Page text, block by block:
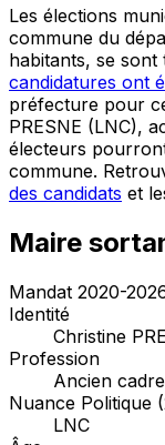
Les élections
commune du
habitants, se sont
candidatures ont
préfecture pour
PRESNE (LNC),
électeurs
commune.
des candidats et
Maire
Mandat 2020-
Identité
Christine
Profession
Ancien cadre
Nuance Politique
LNC